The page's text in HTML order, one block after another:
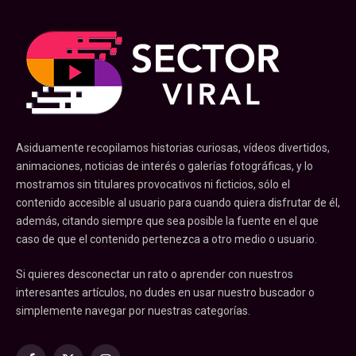
Asiduamente recopilamos historias curiosas, vídeos divertidos,
animaciones, noticias de interés o galerías fotográficas, y lo
mostramos sin titulares provocativos ni ficticios, sólo el
contenido accesible al usuario para cuando quiera disfrutar de él,
además, citando siempre que sea posible la fuente en el que
caso de que el contenido pertenezca a otro medio o usuario.
Si quieres desconectar un rato o aprender con nuestros
interesantes artículos, no dudes en usar nuestro buscador o
simplemente navegar por nuestras categorías.